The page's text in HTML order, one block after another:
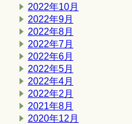
2022年10月
2022年9月
2022年8月
2022年7月
2022年6月
2022年5月
2022年4月
2022年2月
2021年8月
2020年12月